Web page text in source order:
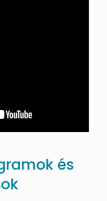
és